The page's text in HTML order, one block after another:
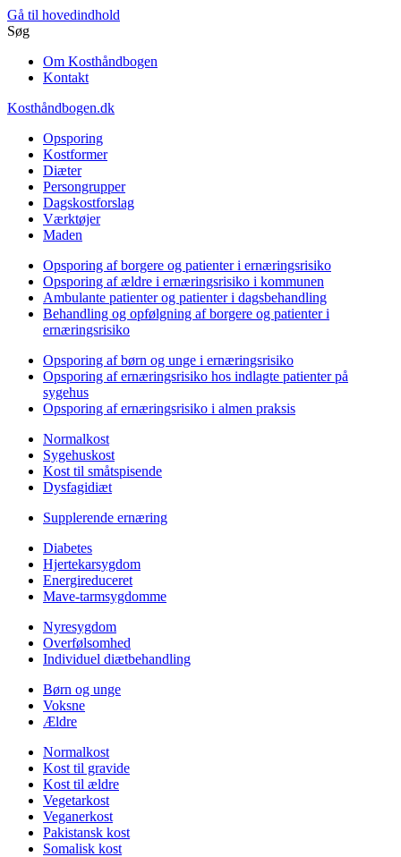
Gå til hovedindhold
Søg
Om Kosthåndbogen
Kontakt
Kosthåndbogen.dk
Opsporing
Kostformer
Diæter
Persongrupper
Dagskostforslag
Værktøjer
Maden
Opsporing af borgere og patienter i ernæringsrisiko
Opsporing af ældre i ernæringsrisiko i kommunen
Ambulante patienter og patienter i dagsbehandling
Behandling og opfølgning af borgere og patienter i
ernæringsrisiko
Opsporing af børn og unge i ernæringsrisiko
Opsporing af ernæringsrisiko hos indlagte patienter på
sygehus
Opsporing af ernæringsrisiko i almen praksis
Normalkost
Sygehuskost
Kost til småtspisende
Dysfagidiæt
Supplerende ernæring
Diabetes
Hjertekarsygdom
Energireduceret
Mave-tarmsygdomme
Nyresygdom
Overfølsomhed
Individuel diætbehandling
Børn og unge
Voksne
Ældre
Normalkost
Kost til gravide
Kost til ældre
Vegetarkost
Veganerkost
Pakistansk kost
Somalisk kost